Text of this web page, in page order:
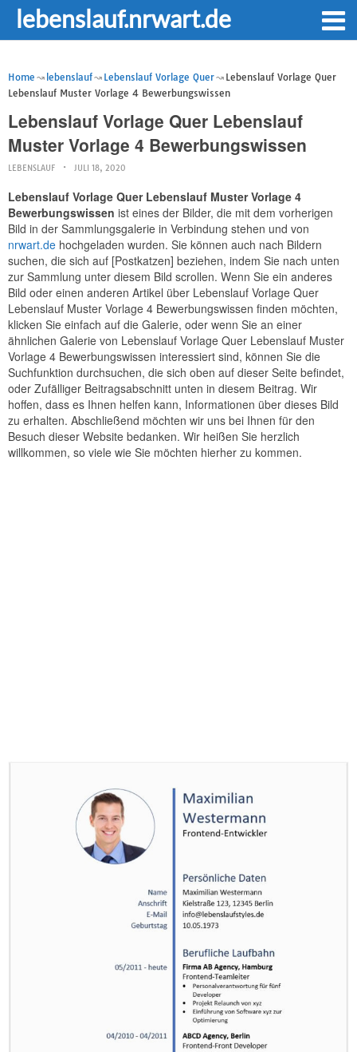
lebenslauf.nrwart.de
Home lebenslauf Lebenslauf Vorlage Quer
Lebenslauf Vorlage Quer
Lebenslauf Muster Vorlage 4 Bewerbungswissen
Lebenslauf Vorlage Quer Lebenslauf
Muster Vorlage 4 Bewerbungswissen
LEBENSLAUF JULI 18, 2020
Lebenslauf Vorlage Quer Lebenslauf Muster Vorlage 4
Bewerbungswissen ist eines der Bilder, die mit dem vorherigen
Bild in der Sammlungsgalerie in Verbindung stehen und von
nrwart.de hochgeladen wurden. Sie können auch nach Bildern
suchen, die sich auf [Postkatzen] beziehen, indem Sie nach unten
zur Sammlung unter diesem Bild scrollen. Wenn Sie ein anderes
Bild oder einen anderen Artikel über Lebenslauf Vorlage Quer
Lebenslauf Muster Vorlage 4 Bewerbungswissen finden möchten,
klicken Sie einfach auf die Galerie, oder wenn Sie an einer
ähnlichen Galerie von Lebenslauf Vorlage Quer Lebenslauf Muster
Vorlage 4 Bewerbungswissen interessiert sind, können Sie die
Suchfunktion durchsuchen, die sich oben auf dieser Seite befindet,
oder Zufälliger Beitragsabschnitt unten in diesem Beitrag. Wir
hoffen, dass es Ihnen helfen kann, Informationen über dieses Bild
zu erhalten. Abschließend möchten wir uns bei Ihnen für den
Besuch dieser Website bedanken. Wir heißen Sie herzlich
willkommen, so viele wie Sie möchten hierher zu kommen.